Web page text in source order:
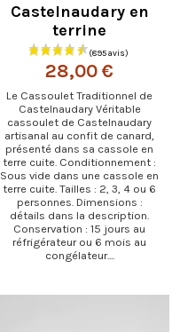
Castelnaudary en
terrine
28,00 €
Le Cassoulet Traditionnel de
Castelnaudary Véritable
cassoulet de Castelnaudary
artisanal au confit de canard,
présenté dans sa cassole en
terre cuite. Conditionnement :
Sous vide dans une cassole en
terre cuite. Tailles : 2, 3, 4 ou 6
personnes. Dimensions :
détails dans la description.
Conservation : 15 jours au
réfrigérateur ou 6 mois au
congélateur....